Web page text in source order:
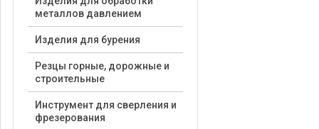
металлов давлением
Изделия для бурения
Резцы горные, дорожные и
строительные
Инструмент для сверления и
фрезерования